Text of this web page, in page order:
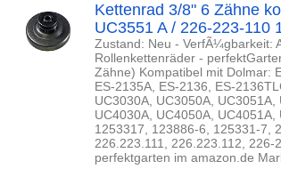
Kettenrad 3/8" 6 Zähne
UC3551 A / 226-223-110
Zustand: Neu - VerfÃ¼gbarkeit:
Rollenkettenräder -
Zähne) Kompatibel mit Dolmar:
ES-2135A, ES-2136, ES-
UC3030A, UC3050A,
UC4030A, UC4050A,
1253317, 123886-6, 125331-7,
226.223.111, 226.223.112,
perfektgarten im amazon.de